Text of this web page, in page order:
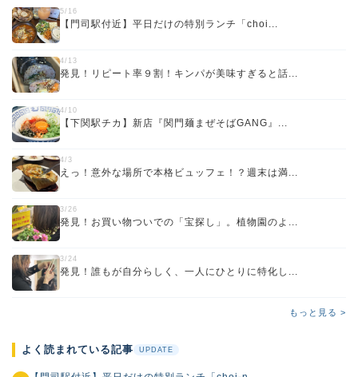
5/16
【門司駅付近】平日だけの特別ランチ「choi...
4/13
発見！リピート率９割！キンパが美味すぎると話...
4/10
【下関駅チカ】新店『関門麺まぜそばGANG』...
4/3
えっ！意外な場所で本格ビュッフェ！？週末は満...
3/26
発見！お買い物ついでの「宝探し」。植物園のよ...
3/24
発見！誰もが自分らしく、一人にひとりに特化し...
もっと見る >
よく読まれている記事 UPDATE